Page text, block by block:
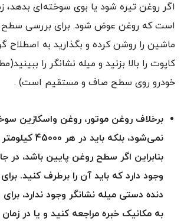
اگر روغن تیره شود یا بوی سوخته‌ای بدهد،
است که روغن عوض شود. برای بررسی
ماشین را روشن کرده و بگذارید به
کاپوت را بالا بزنید و میله نشانگر را
خودرو روی سطح صاف و مستقیم است) .
برخلاف روغن موتور، روغن واسکازین
نمی‌شود، بلکه
بنابراین اگر سطح روغن پایین باشد، در
وجود دارد که باید آن را برطرف کنید.
دنده دستی میله نشانگر وجود ندارد، برای
به مکانیک خبره مراجعه کنید و یا در